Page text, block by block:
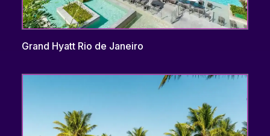
Grand Hyatt Rio de Janeiro